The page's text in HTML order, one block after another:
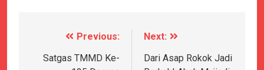
Navigasi
pos
Previous:
Satgas TMMD Ke-
Next:
Dari Asap Rokok Jadi